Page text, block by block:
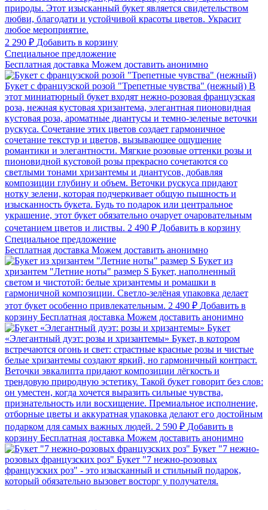
природы. Этот изысканный букет является свидетельством
любви, благодати и устойчивой красоты цветов. Украсит
любое мероприятие.
2 290 ₽ Добавить в корзину
Cпециальное предложение
Бесплатная доставка Можем доставить анонимно
Букет с французской розой "Трепетные чувства" (нежный) В
этот миниатюрный букет входят нежно-розовая французская
роза, нежная кустовая хризантема, элегантная пионовидная
кустовая роза, ароматные диантусы и темно-зеленые веточки
рускуса. Сочетание этих цветов создает гармоничное
сочетание текстур и цветов, вызывающее ощущение
романтики и элегантности. Мягкие розовые оттенки розы и
пионовидной кустовой розы прекрасно сочетаются со
светлыми тонами хризантемы и диантусов, добавляя
композиции глубину и объем. Веточки рускуса придают
нотку зелени, которая подчеркивает общую пышность и
изысканность букета. Будь то подарок или центральное
украшение, этот букет обязательно очарует очаровательным
сочетанием цветов и листвы. 2 490 ₽ Добавить в корзину
Cпециальное предложение
Бесплатная доставка Можем доставить анонимно
Букет из
хризантем "Летние ноты" размер S Букет, наполненный
светом и чистотой: белые хризантемы и ромашки в
гармоничной композиции. Светло-зелёная упаковка делает
этот букет особенно привлекательным. 2 490 ₽ Добавить в
корзину Бесплатная доставка Можем доставить анонимно
Букет
«Элегантный дуэт: розы и хризантемы» Букет, в котором
встречаются огонь и свет: страстные красные розы и чистые
белые хризантемы создают яркий, но гармоничный контраст.
Веточки эвкалипта придают композиции лёгкость и
трендовую природную эстетику. Такой букет говорит без слов:
он уместен, когда хочется выразить сильные чувства,
признательность или восхищение. Премиальное исполнение,
отборные цветы и аккуратная упаковка делают его достойным
подарком для самых важных людей. 2 590 ₽ Добавить в
корзину Бесплатная доставка Можем доставить анонимно
Букет "7 нежно-
розовых французских роз" Букет "7 нежно-розовых
французских роз" - это изысканный и стильный подарок,
который обязательно вызовет восторг у получателя.